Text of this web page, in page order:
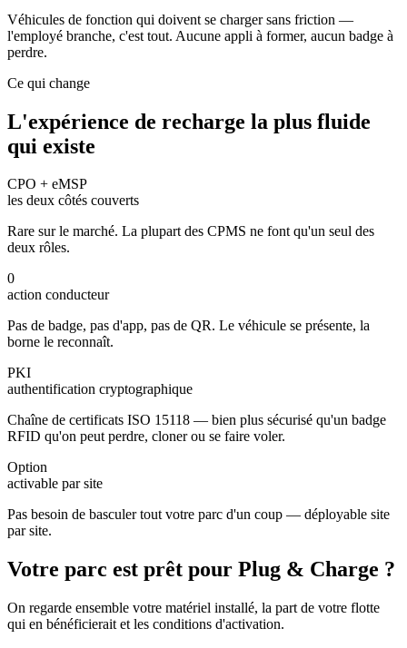
Véhicules de fonction qui doivent se charger sans friction —
l'employé branche, c'est tout. Aucune appli à former, aucun badge à
perdre.
Ce qui change
L'expérience de recharge la plus fluide
qui existe
CPO + eMSP
les deux côtés couverts
Rare sur le marché. La plupart des CPMS ne font qu'un seul des
deux rôles.
0
action conducteur
Pas de badge, pas d'app, pas de QR. Le véhicule se présente, la
borne le reconnaît.
PKI
authentification cryptographique
Chaîne de certificats ISO 15118 — bien plus sécurisé qu'un badge
RFID qu'on peut perdre, cloner ou se faire voler.
Option
activable par site
Pas besoin de basculer tout votre parc d'un coup — déployable site
par site.
Votre parc est prêt pour Plug & Charge ?
On regarde ensemble votre matériel installé, la part de votre flotte
qui en bénéficierait et les conditions d'activation.